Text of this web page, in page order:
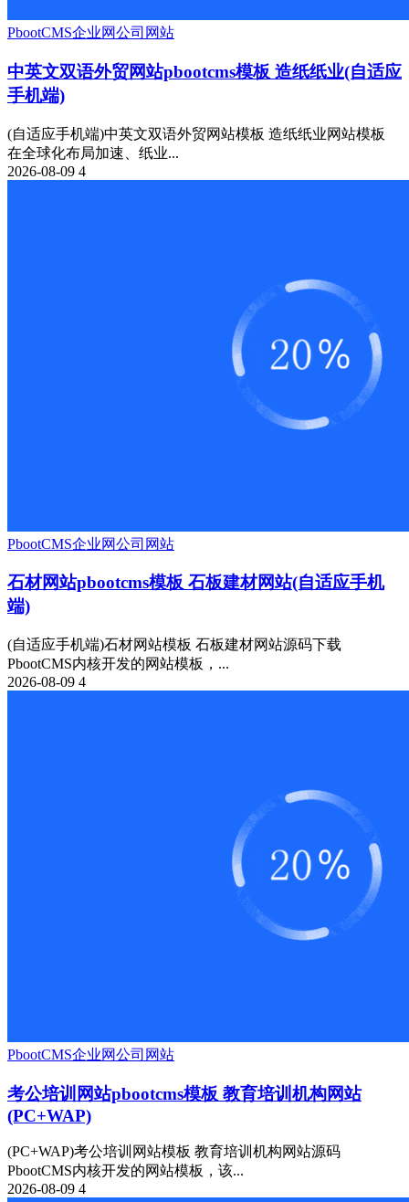
PbootCMS企业网公司网站
中英文双语外贸网站pbootcms模板 造纸纸业(自适应
手机端)
(自适应手机端)中英文双语外贸网站模板 造纸纸业网站模板
在全球化布局加速、纸业...
2026-08-09 4
PbootCMS企业网公司网站
石材网站pbootcms模板 石板建材网站(自适应手机
端)
(自适应手机端)石材网站模板 石板建材网站源码下载
PbootCMS内核开发的网站模板，...
2026-08-09 4
PbootCMS企业网公司网站
考公培训网站pbootcms模板 教育培训机构网站
(PC+WAP)
(PC+WAP)考公培训网站模板 教育培训机构网站源码
PbootCMS内核开发的网站模板，该...
2026-08-09 4